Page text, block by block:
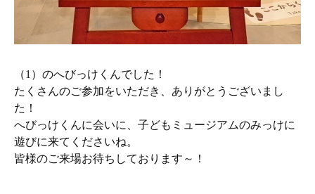
（1）のへびっけくんでした！
たくさんのご参加をいただき、ありがとうございまし
た！
へびっけくんに会いに、子どもミュージアムのみっけに
遊びに来てくださいね。
皆様のご来場お待ちしております～！